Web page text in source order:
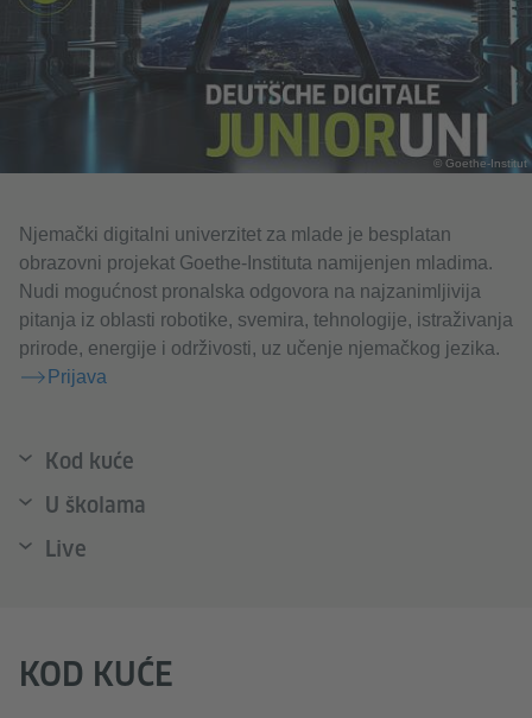
© Goethe-Institut
Njemački digitalni univerzitet za mlade je besplatan
obrazovni projekat Goethe-Instituta namijenjen mladima.
Nudi mogućnost pronalska odgovora na najzanimljivija
pitanja iz oblasti robotike, svemira, tehnologije, istraživanja
prirode, energije i održivosti, uz učenje njemačkog jezika.
Prijava
Kod kuće
U školama
Live
KOD KUĆE